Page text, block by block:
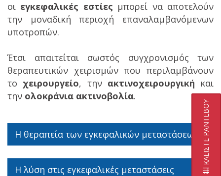
ΚΛΕΙΣΤΕ ΡΑΝΤΕΒΟΥ
οι εγκεφαλικές εστίες μπορεί να αποτελούν
την μοναδική περιοχή επαναλαμβανόμενων
υποτροπών.
Έτσι απαιτείται σωστός συγχρονισμός των
θεραπευτικών χειρισμών που περιλαμβάνουν
το χειρουργείο, την ακτινοχειρουργική και
την ολοκράνια ακτινοβολία.
Η θεραπεία των εγκεφαλικών μεταστάσεων
Η λύση στις εγκεφαλικές μεταστάσεις